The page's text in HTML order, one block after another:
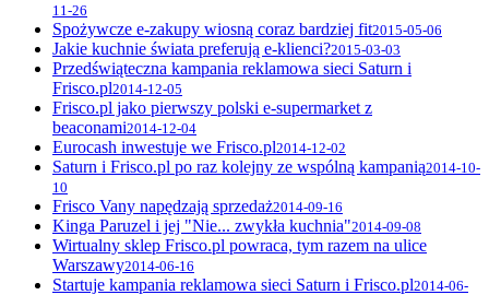
11-26
Spożywcze e-zakupy wiosną coraz bardziej fit2015-05-06
Jakie kuchnie świata preferują e-klienci?2015-03-03
Przedświąteczna kampania reklamowa sieci Saturn i
Frisco.pl2014-12-05
Frisco.pl jako pierwszy polski e-supermarket z
beaconami2014-12-04
Eurocash inwestuje we Frisco.pl2014-12-02
Saturn i Frisco.pl po raz kolejny ze wspólną kampanią2014-10-
10
Frisco Vany napędzają sprzedaż2014-09-16
Kinga Paruzel i jej "Nie... zwykła kuchnia"2014-09-08
Wirtualny sklep Frisco.pl powraca, tym razem na ulice
Warszawy2014-06-16
Startuje kampania reklamowa sieci Saturn i Frisco.pl2014-06-